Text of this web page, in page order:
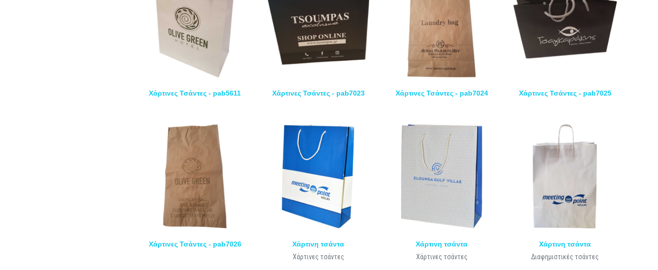
Χάρτινες Τσάντες - pab5611 Χάρτινες Τσάντες - pab7023 Χάρτινες Τσάντες - pab7024 Χάρτινες Τσάντες - pab7025
Χάρτινες Τσάντες - pab7026
Χάρτινη τσάντα
Χάρτινες τσάντες
Χάρτινη τσάντα
Χάρτινες τσάντες
Χάρτινη τσάντα
Διαφημιστικές τσάντες